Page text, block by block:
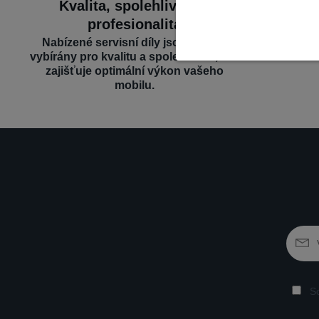
Kvalita, spolehlivost a
profesionalita
Nabízené servisní díly jsou pečlivě
vybírány pro kvalitu a spolehlivost, což
zajišťuje optimální výkon vašeho
mobilu.
Nabízíme